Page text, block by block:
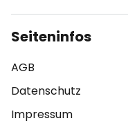
Seiteninfos
AGB
Datenschutz
Impressum